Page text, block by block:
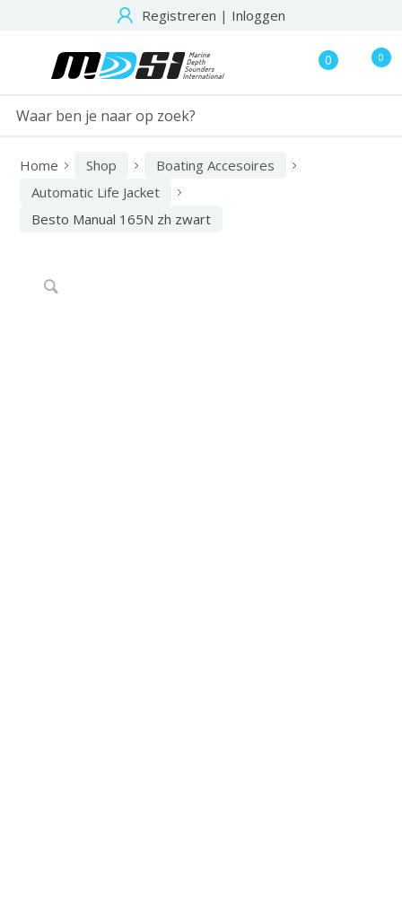
Registreren | Inloggen
0 0
Home Shop
Boating Accesoires
Automatic Life Jacket
Besto Manual 165N zh zwart